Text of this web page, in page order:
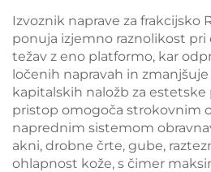
nm za oblikovanje
telesa in izgubo teže
Izvoznik naprave za frakcijsko
ponuja izjemno raznolikost pri
težav z eno platformo, kar
ločenih napravah in
kapitalskih naložb za estetske
pristop omogoča strokovnim
naprednim sistemom
akni, drobne črte, gube,
ohlapnost kože, s čimer